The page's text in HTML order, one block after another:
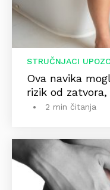
STRUČNJACI
Ova navika
rizik od
2 min čitanja